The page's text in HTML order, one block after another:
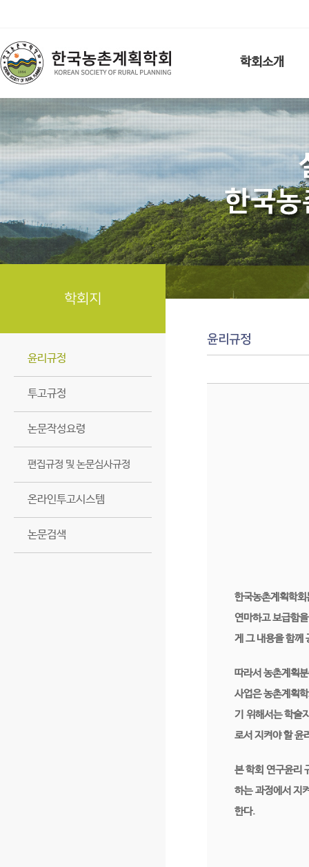
학회소개
학회지
윤리규정
투고규정
논문작성요령
편집규정 및 논문심사규정
온라인투고시스템
논문검색
윤리규정
한국농촌계획학
연마하고 보급함
게 그 내용을 함께
따라서 농촌계획
사업은 농촌계획
기 위해서는 학술
로서 지켜야 할 윤
본 학회 연구윤리
하는 과정에서 지
한다.